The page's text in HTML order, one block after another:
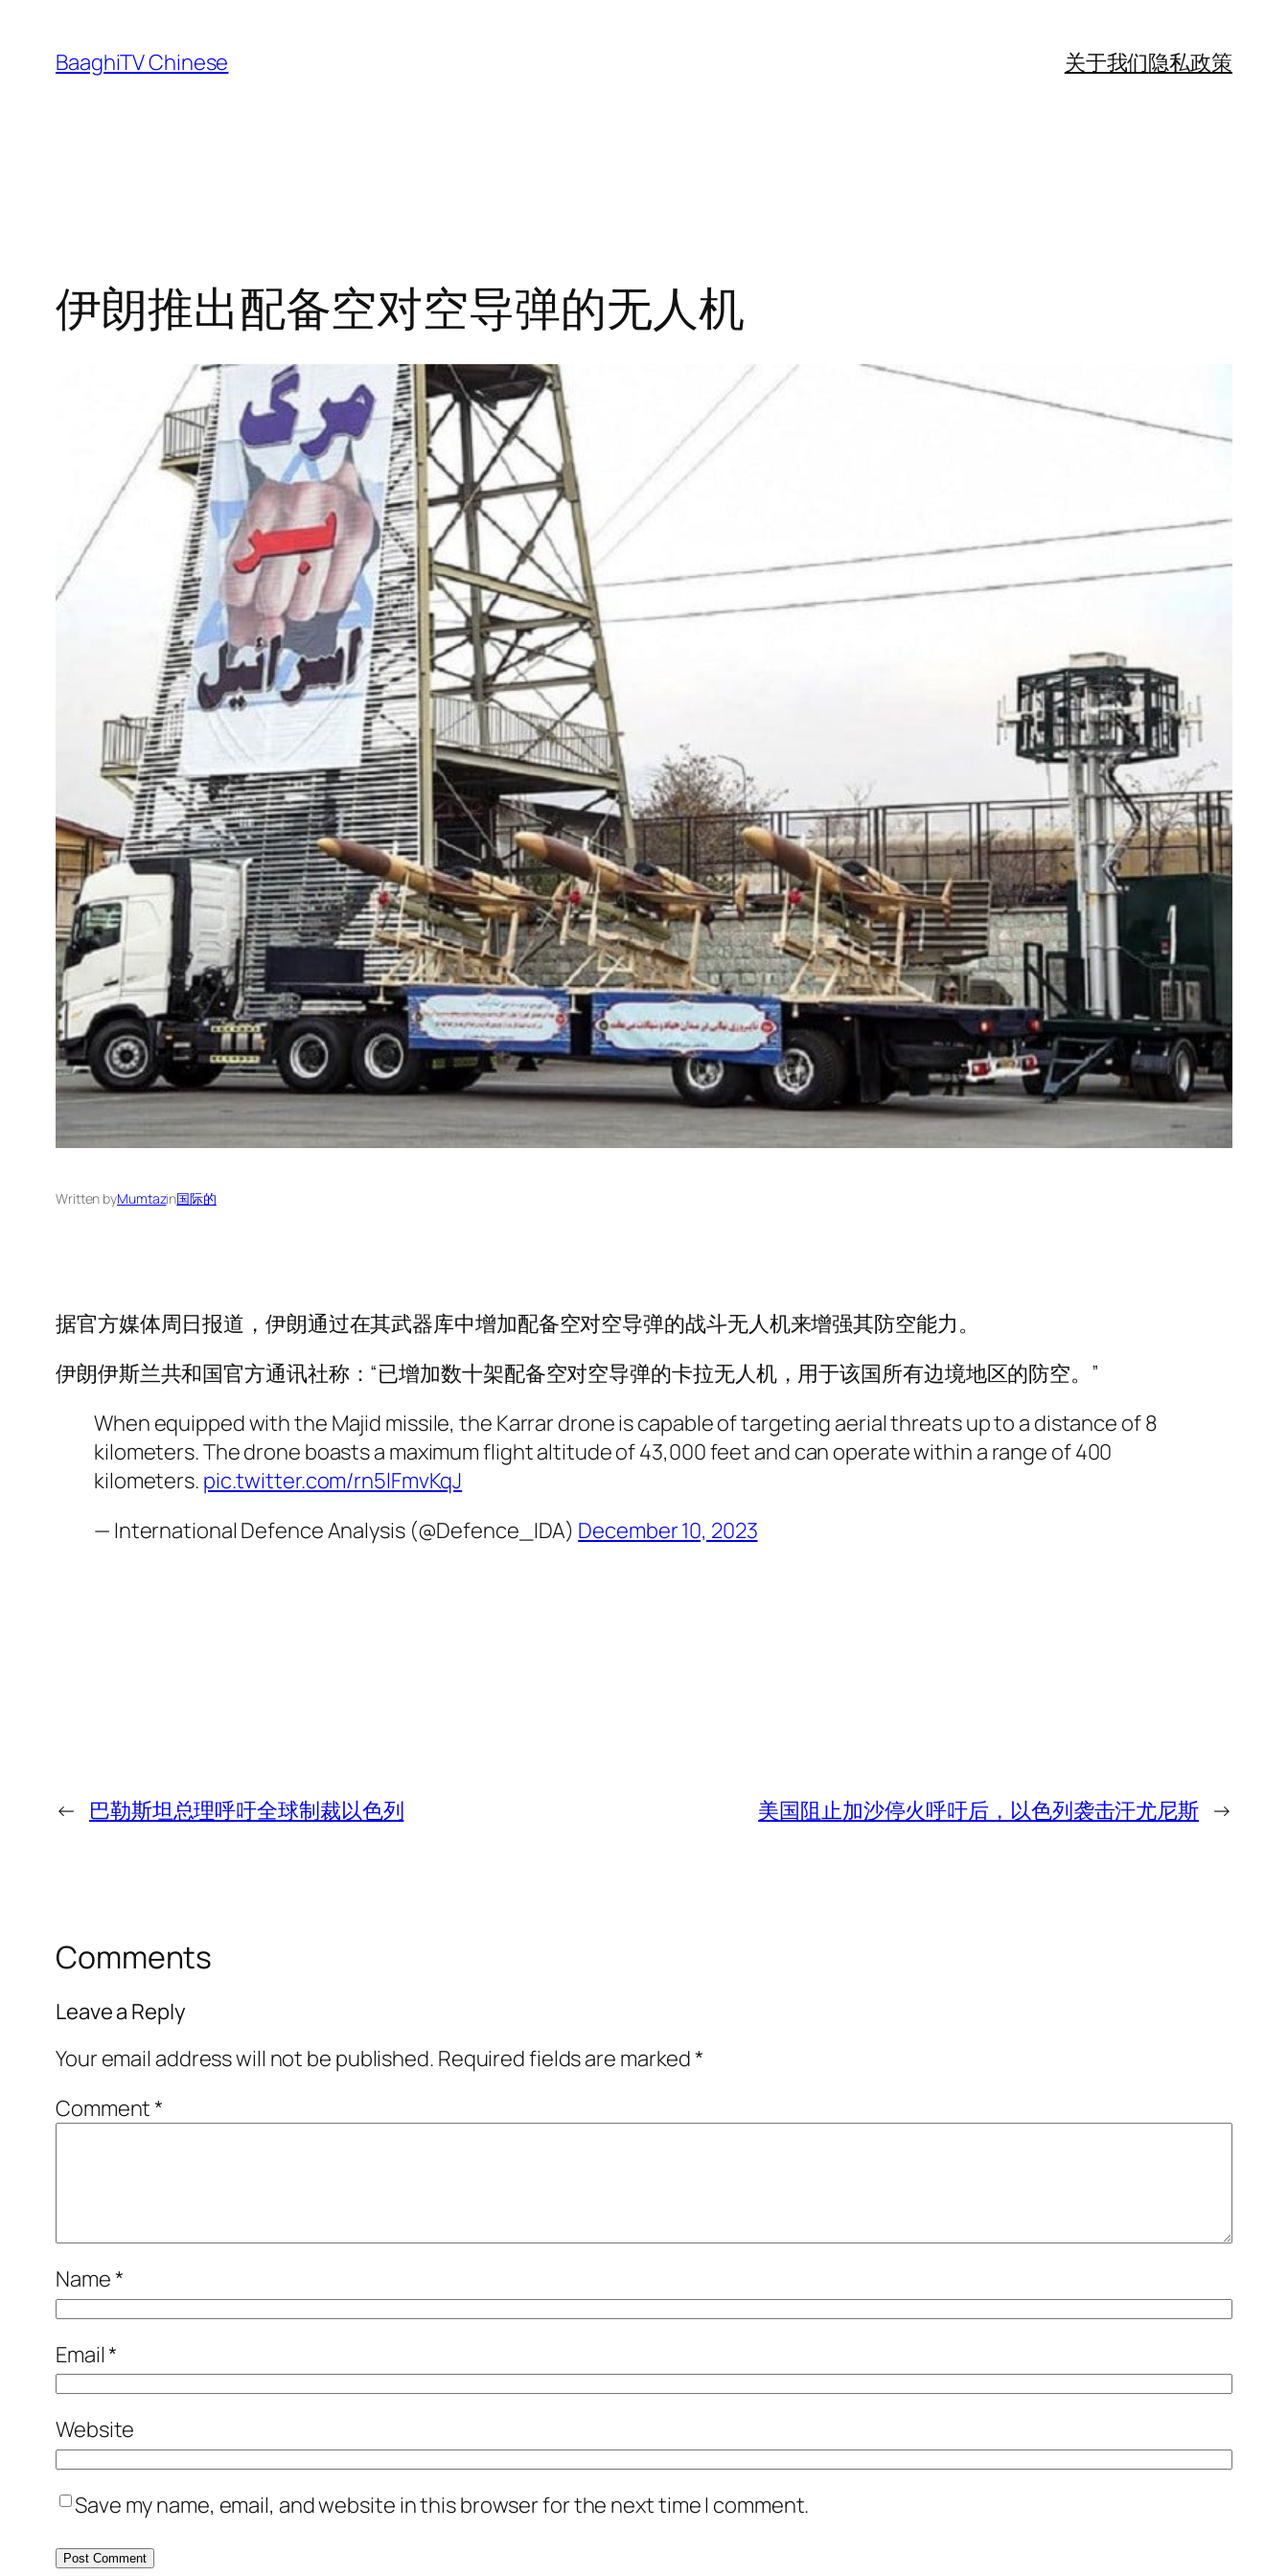
content
BaaghiTV Chinese 关于我们隐私政策
伊朗推出配备空对空导弹的无人机
Written byMumtazin国际的
据官方媒体周日报道，伊朗通过在其武器库中增加配备空对空导弹的战斗无人机来增强其防空能力。
伊朗伊斯兰共和国官方通讯社称：“已增加数十架配备空对空导弹的卡拉无人机，用于该国所有边境地区的防空。”
When equipped with the Majid missile, the Karrar drone is capable of targeting aerial threats up to a distance of 8
kilometers. The drone boasts a maximum flight altitude of 43,000 feet and can operate within a range of 400
kilometers. pic.twitter.com/rn5lFmvKqJ
— International Defence Analysis (@Defence_IDA) December 10, 2023
← 巴勒斯坦总理呼吁全球制裁以色列 美国阻止加沙停火呼吁后，以色列袭击汗尤尼斯 →
Comments
Leave a Reply
Your email address will not be published. Required fields are marked*
Comment*
Name*
Email*
Website
Save my name, email, and website in this browser for the next time I comment.